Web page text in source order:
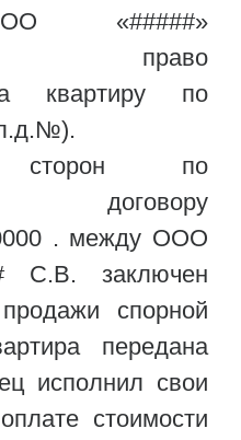
«#####»
право
квартиру по
сторон по
договору
. между ООО
С.В. заключен
спорной
передана
исполнил свои
стоимости